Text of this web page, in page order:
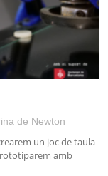
de Newton
un joc de taula
amb